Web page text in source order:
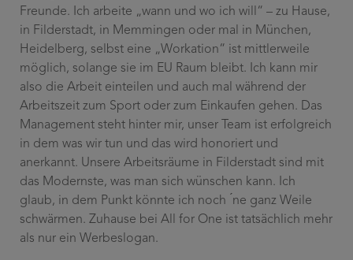
Freunde. Ich arbeite „wann und wo ich will“ – zu Hause,
in Filderstadt, in Memmingen oder mal in München,
Heidelberg, selbst eine „Workation“ ist mittlerweile
möglich, solange sie im EU Raum bleibt. Ich kann mir
also die Arbeit einteilen und auch mal während der
Arbeitszeit zum Sport oder zum Einkaufen gehen. Das
Management steht hinter mir, unser Team ist erfolgreich
in dem was wir tun und das wird honoriert und
anerkannt. Unsere Arbeitsräume in Filderstadt sind mit
das Modernste, was man sich wünschen kann. Ich
glaub, in dem Punkt könnte ich noch ́ne ganz Weile
schwärmen. Zuhause bei All for One ist tatsächlich mehr
als nur ein Werbeslogan.